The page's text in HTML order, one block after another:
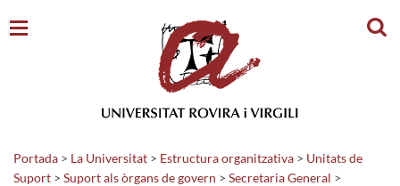
Portada > La Universitat > Estructura organitzativa > Unitats de
Suport > Suport als òrgans de govern > Secretaria General >